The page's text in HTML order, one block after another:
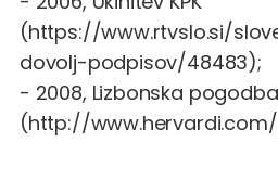
(https://www.rtvslo.si/
dovolj-podpisov/48483);
- 2008, Lizbonska pogodba
(http://